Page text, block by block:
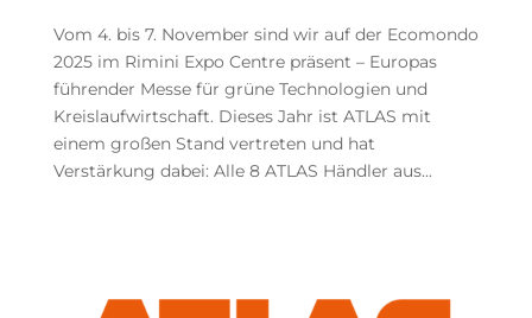
Vom 4. bis 7. November sind wir auf der Ecomondo
2025 im Rimini Expo Centre präsent – Europas
führender Messe für grüne Technologien und
Kreislaufwirtschaft. Dieses Jahr ist ATLAS mit
einem großen Stand vertreten und hat
Verstärkung dabei: Alle 8 ATLAS Händler aus...